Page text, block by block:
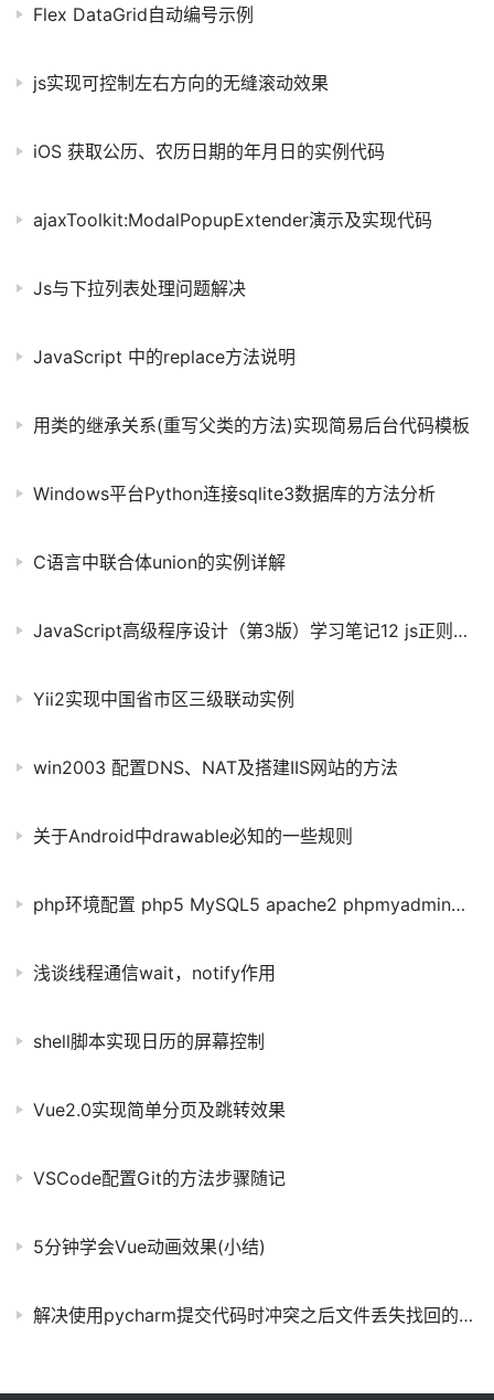
Flex DataGrid自动编号示例
js实现可控制左右方向的无缝滚动效果
iOS 获取公历、农历日期的年月日的实例代码
ajaxToolkit:ModalPopupExtender演示及实现代码
Js与下拉列表处理问题解决
JavaScript 中的replace方法说明
用类的继承关系(重写父类的方法)实现简易后台代码模板
Windows平台Python连接sqlite3数据库的方法分析
C语言中联合体union的实例详解
JavaScript高级程序设计（第3版）学习笔记12 js正则表达式
Yii2实现中国省市区三级联动实例
win2003 配置DNS、NAT及搭建IIS网站的方法
关于Android中drawable必知的一些规则
php环境配置 php5 MySQL5 apache2 phpmyadmin安装与配置图文教程
浅谈线程通信wait，notify作用
shell脚本实现日历的屏幕控制
Vue2.0实现简单分页及跳转效果
VSCode配置Git的方法步骤随记
5分钟学会Vue动画效果(小结)
解决使用pycharm提交代码时冲突之后文件丢失找回的方法